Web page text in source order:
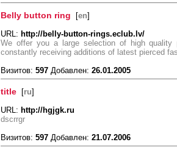
Belly button ring [en]
URL: http://belly-button-rings.eclub.lv/
We offer you a large selection of high quality
constantly receiving additions of latest pierced
Визитов: 597 Добавлен: 26.01.2005
title [ru]
URL: http://hgjgk.ru
dscrrgr
Визитов: 597 Добавлен: 21.07.2006